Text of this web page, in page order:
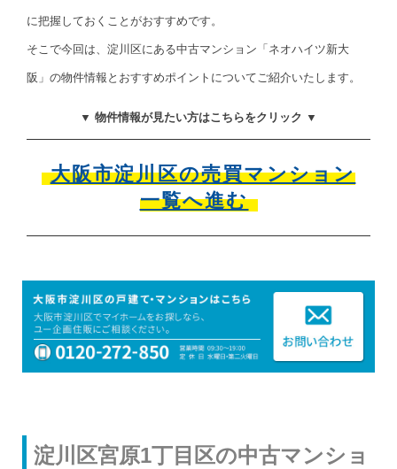
に把握しておくことがおすすめです。
そこで今回は、淀川区にある中古マンション「ネオハイツ新大
阪」の物件情報とおすすめポイントについてご紹介いたします。
▼ 物件情報が見たい方はこちらをクリック ▼
大阪市淀川区の売買マンション
一覧へ進む
淀川区宮原1丁目区の中古マンショ